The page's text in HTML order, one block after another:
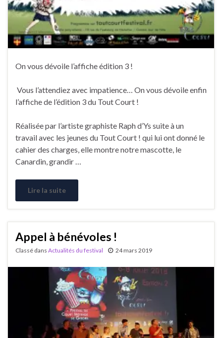
On vous dévoile l’affiche édition 3 !
Vous l’attendiez avec impatience… On vous dévoile enfin
l’affiche de l’édition 3 du Tout Court !
Réalisée par l’artiste graphiste Raph d’Ys suite à un
travail avec les jeunes du Tout Court ! qui lui ont donné le
cahier des charges, elle montre notre mascotte, le
Canardin, grandir …
Lire la suite
Appel à bénévoles !
Classé dans Actualités du festival 24 mars 2019